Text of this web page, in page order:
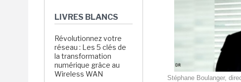
LIVRES BLANCS
Révolutionnez votre
réseau : Les 5 clés de
la transformation
numérique grâce au
Wireless WAN
Stéphane Boulanger,